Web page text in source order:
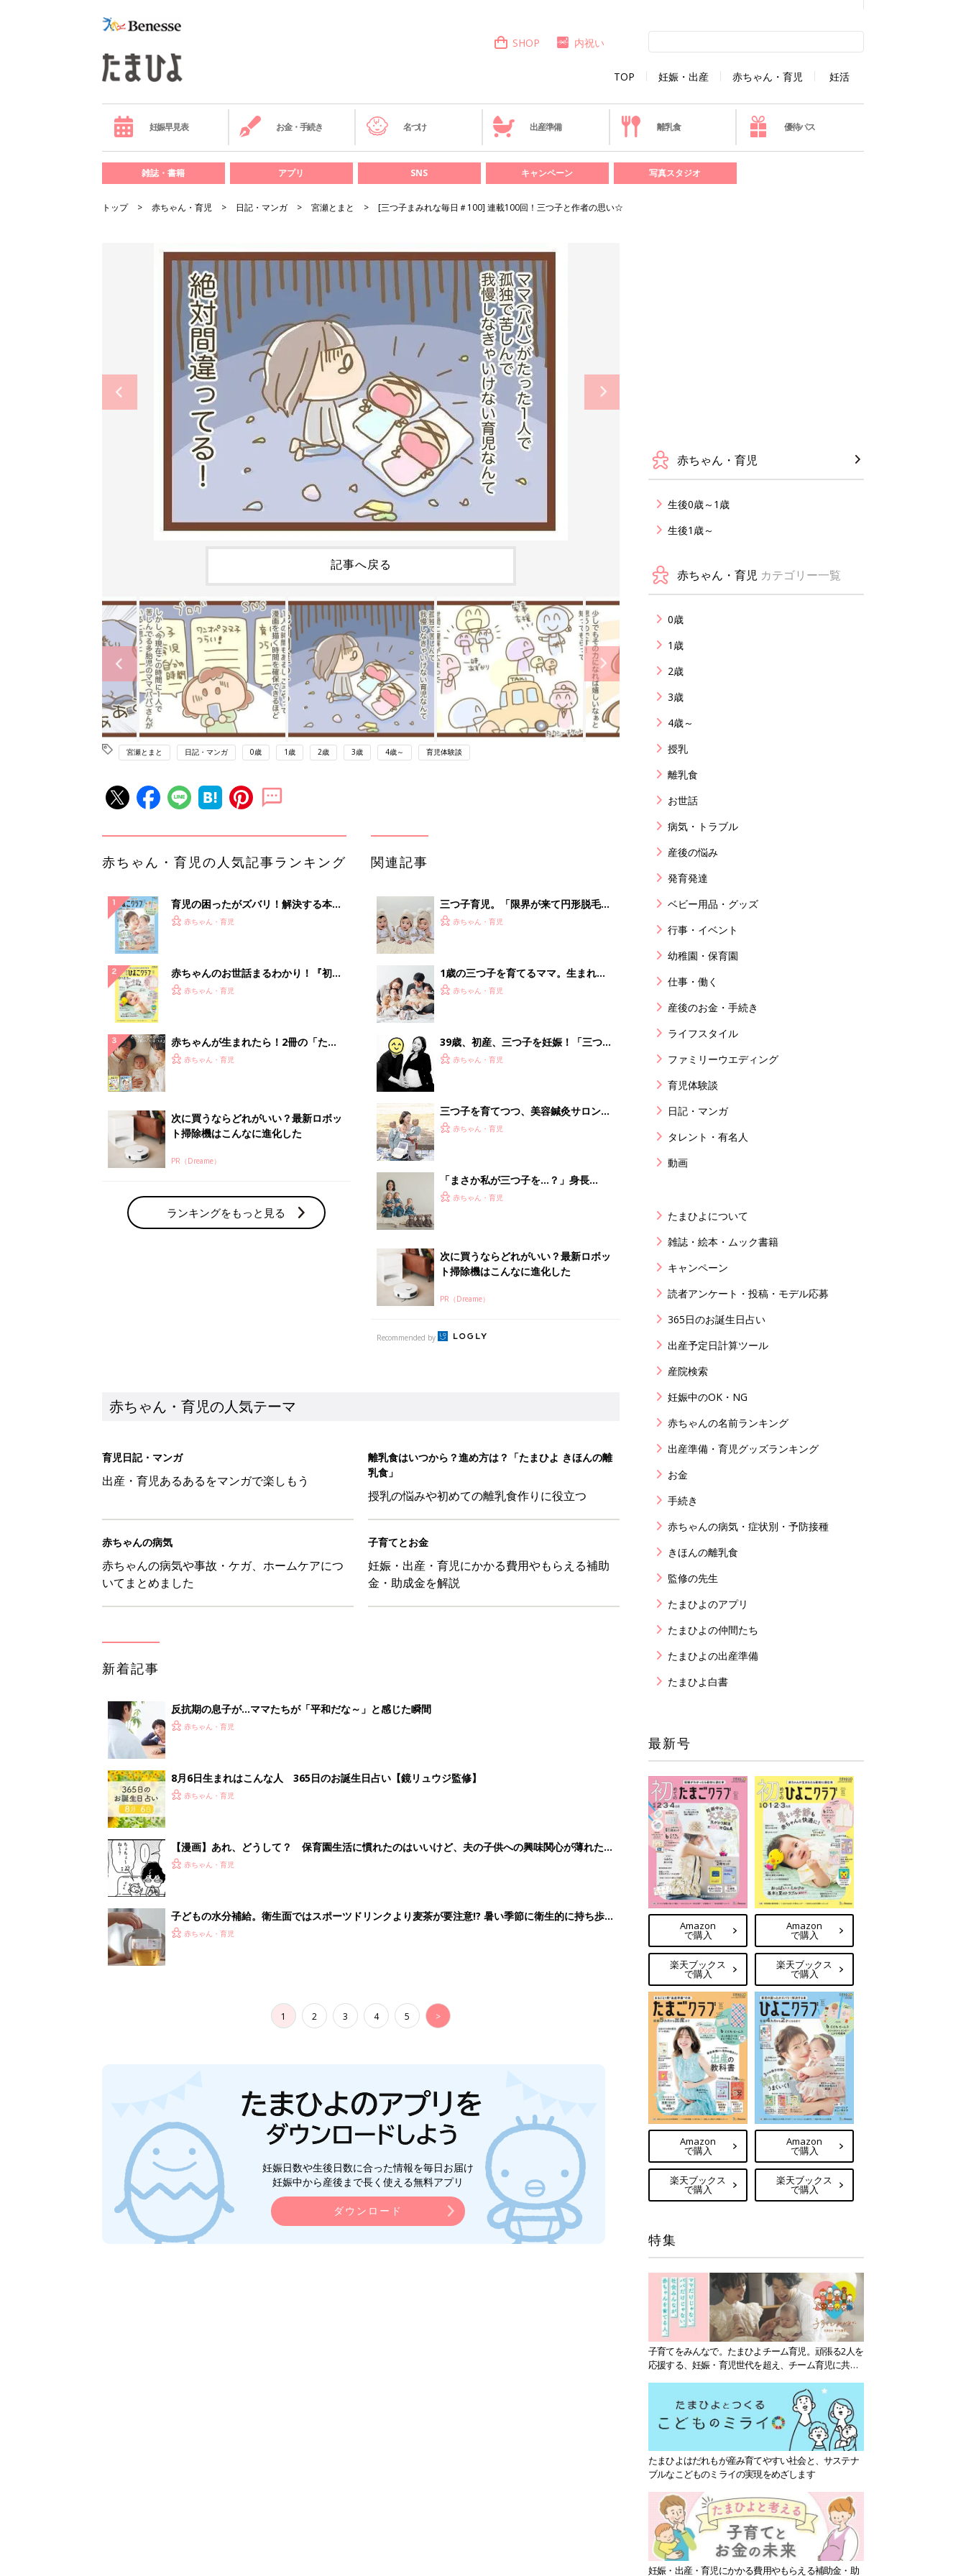
TOP 妊娠・出産 赤ちゃん・育児 妊活
SHOP 内祝い
妊娠早見表 お金・手続き 名づけ 出産準備 離乳食 優待パス
雑誌・書籍 アプリ SNS キャンペーン 写真スタジオ
トップ 赤ちゃん・育児 日記・マンガ 宮瀬とまと [三つ子まみれな毎日＃100] 連載100回！三つ子と作者の思い☆
記事へ戻る
宮瀬とまと 日記・マンガ 0歳 1歳 2歳 3歳 4歳～ 育児体験談
赤ちゃん・育児の人気記事ランキング
育児の困ったがズバリ！解決する本
『ひよこクラブ 夏号』 4カ月～2才
赤ちゃん・育児
赤ちゃんのお世話まるわかり！『初め
てのひよこクラブ 夏号』〈巻頭大特
赤ちゃん・育児
赤ちゃんが生まれたら！2冊の「たま
ひよ」
赤ちゃん・育児
次に買うならどれがいい？最新ロボッ
ト掃除機はこんなに進化した
PR（Dreame）
ランキングをもっと見る
関連記事
三つ子育児。「限界が来て円形脱毛
に」…でも、三つ子だからこそ生まれ
赤ちゃん・育児
1歳の三つ子を育てるママ。生まれて
すぐのワンオペ、保活、そして、新幹
赤ちゃん・育児
39歳、初産、三つ子を妊娠！「三つ子
を無事に産んだ前例がない」とクリニ
赤ちゃん・育児
三つ子を育てつつ、美容鍼灸サロンを
運営するママ。小児訪問看護を頼りな
赤ちゃん・育児
「まさか私が三つ子を…？」身長
145cmの体で3人を授かったママ。孤
赤ちゃん・育児
次に買うならどれがいい？最新ロボッ
ト掃除機はこんなに進化した
PR（Dreame）
Recommended by
赤ちゃん・育児の人気テーマ
育児日記・マンガ
出産・育児あるあるをマンガで楽しもう
離乳食はいつから？進め方は？「たまひよ きほんの離
乳食」
授乳の悩みや初めての離乳食作りに役立つ
赤ちゃんの病気
赤ちゃんの病気や事故・ケガ、ホームケアにつ
いてまとめました
子育てとお金
妊娠・出産・育児にかかる費用やもらえる補助
金・助成金を解説
新着記事
反抗期の息子が...ママたちが「平和だな～」と感じた瞬間
赤ちゃん・育児
8月6日生まれはこんな人 365日のお誕生日占い【鏡リュウジ監修】
赤ちゃん・育児
【漫画】あれ、どうして？ 保育園生活に慣れたのはいいけど、夫の子供への興味関心が薄れた気
がする……！『ふうふう子育て ＃91』
赤ちゃん・育児
子どもの水分補給。衛生面ではスポーツドリンクより麦茶が要注意!? 暑い季節に衛生的に持ち歩
く3つのコツとは？【専門家監修】
赤ちゃん・育児
1 2 3 4 5 >
妊娠日数や生後日数に合った情報を毎日お届け
妊娠中から産後まで長く使える無料アプリ
ダウンロード
赤ちゃん・育児
生後0歳～1歳
生後1歳～
赤ちゃん・育児 カテゴリー一覧
0歳
1歳
2歳
3歳
4歳～
授乳
離乳食
お世話
病気・トラブル
産後の悩み
発育発達
ベビー用品・グッズ
行事・イベント
幼稚園・保育園
仕事・働く
産後のお金・手続き
ライフスタイル
ファミリーウエディング
育児体験談
日記・マンガ
タレント・有名人
動画
たまひよについて
雑誌・絵本・ムック書籍
キャンペーン
読者アンケート・投稿・モデル応募
365日のお誕生日占い
出産予定日計算ツール
産院検索
妊娠中のOK・NG
赤ちゃんの名前ランキング
出産準備・育児グッズランキング
お金
手続き
赤ちゃんの病気・症状別・予防接種
きほんの離乳食
監修の先生
たまひよのアプリ
たまひよの仲間たち
たまひよの出産準備
たまひよ白書
最新号
Amazon
で購入
楽天ブックス
で購入
Amazon
で購入
楽天ブックス
で購入
Amazon
で購入
楽天ブックス
で購入
Amazon
で購入
楽天ブックス
で購入
特集
子育てをみんなで。たまひよチーム育児。頑張る2人を
応援する、妊娠・育児世代を超え、チーム育児に共感
たまひよはだれもが産み育てやすい社会と、サステナ
ブルなこどものミライの実現をめざします
妊娠・出産・育児にかかる費用やもらえる補助金・助